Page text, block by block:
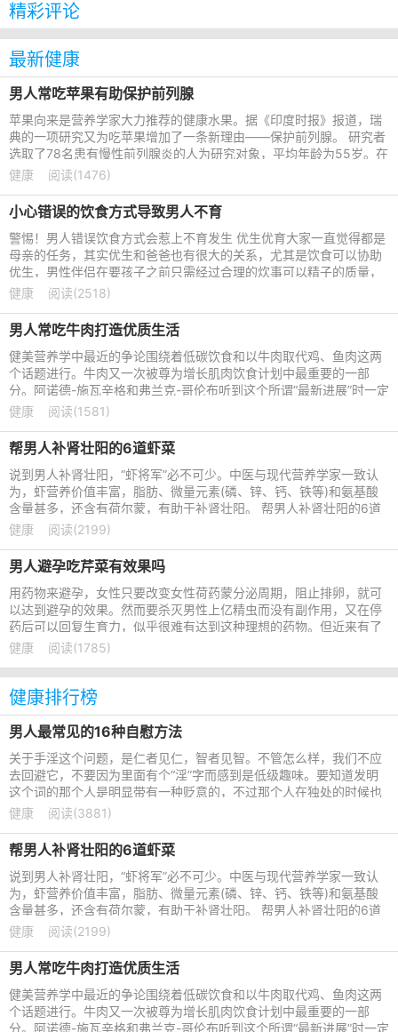
精彩评论
最新健康
男人常吃苹果有助保护前列腺
苹果向来是营养学家大力推荐的健康水果。据《印度时报》报道，瑞
典的一项研究又为吃苹果增加了一条新理由——保护前列腺。 研究者
选取了78名患有慢性前列腺炎的人为研究对象，平均年龄为55岁。在
为期一年的常规治疗中
健康 阅读(1476)
小心错误的饮食方式导致男人不育
警惕！男人错误饮食方式会惹上不育发生 优生优育大家一直觉得都是
母亲的任务，其实优生和爸爸也有很大的关系，尤其是饮食可以协助
优生，男性伴侣在要孩子之前只需经过合理的炊事可以精子的质量，
精子的质量直接影响着
健康 阅读(2518)
男人常吃牛肉打造优质生活
健美营养学中最近的争论围绕着低碳饮食和以牛肉取代鸡、鱼肉这两
个话题进行。牛肉又一次被尊为增长肌肉饮食计划中最重要的一部
分。阿诺德-施瓦辛格和弗兰克-哥伦布听到这个所谓“最新进展”时一定
会感到忍俊不禁，因
健康 阅读(1581)
帮男人补肾壮阳的6道虾菜
说到男人补肾壮阳，“虾将军”必不可少。中医与现代营养学家一致认
为，虾营养价值丰富，脂肪、微量元素(磷、锌、钙、铁等)和氨基酸
含量甚多，还含有荷尔蒙，有助于补肾壮阳。 帮男人补肾壮阳的6道
虾菜 1、蒸虾仁 原料
健康 阅读(2199)
男人避孕吃芹菜有效果吗
用药物来避孕，女性只要改变女性荷药蒙分泌周期，阻止排卵，就可
以达到避孕的效果。然而要杀灭男性上亿精虫而没有副作用，又在停
药后可以回复生育力，似乎很难有达到这种理想的药物。但近来有了
新的发现。 吃芹菜可使
健康 阅读(1785)
健康排行榜
男人最常见的16种自慰方法
关于手淫这个问题，是仁者见仁，智者见智。不管怎么样，我们不应
去回避它，不要因为里面有个“淫”字而感到是低级趣味。要知道发明
这个词的那个人是明显带有一种贬意的，不过那个人在独处的时候也
许手淫得比谁都起劲
健康 阅读(3881)
帮男人补肾壮阳的6道虾菜
说到男人补肾壮阳，“虾将军”必不可少。中医与现代营养学家一致认
为，虾营养价值丰富，脂肪、微量元素(磷、锌、钙、铁等)和氨基酸
含量甚多，还含有荷尔蒙，有助于补肾壮阳。 帮男人补肾壮阳的6道
虾菜 1、蒸虾仁 原料
健康 阅读(2199)
男人常吃牛肉打造优质生活
健美营养学中最近的争论围绕着低碳饮食和以牛肉取代鸡、鱼肉这两
个话题进行。牛肉又一次被尊为增长肌肉饮食计划中最重要的一部
分。阿诺德-施瓦辛格和弗兰克-哥伦布听到这个所谓“最新进展”时一定